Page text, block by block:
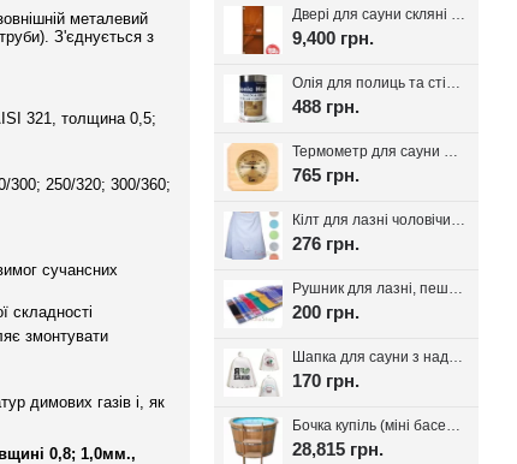
Двері для сауни скляні VALTE Бронза 700*1900
9,400 грн.
Олія для полиць та стін сауни Bionic House 0.8л, Україна
488 грн.
Термометр для сауни Sawo 220-TP
765 грн.
Кілт для лазні чоловічий, вафельне полотно
276 грн.
Рушник для лазні, пештемаль Класика, 1шт
200 грн.
Шапка для сауни з надписом, білий фетр 100%, вибір надпису
170 грн.
Бочка купіль (міні басейн) з дуба + PP вставка
28,815 грн.
металевий
З'єднується з
321, толщина 0,5;
300; 250/320; 300/360;
сучансних
складності
змонтувати
димових газів і, як
0,8; 1,0мм.,